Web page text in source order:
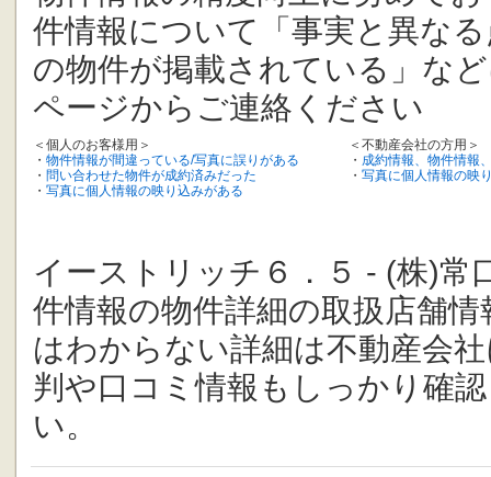
件情報について「事実と異な
の物件が掲載されている」な
ページからご連絡ください
＜個人のお客様用＞
・ 物件情報が間違っている/写真に誤りがある
・ 問い合わせた物件が成約済みだった
・ 写真に個人情報の映り込みがある
＜不動産会社の方用＞
・ 成約情報、物件情報
・ 写真に個人情報の映
イーストリッチ６．５ - (株)常
件情報の物件詳細の取扱店舗
はわからない詳細は不動産会
判や口コミ情報もしっかり確
い。